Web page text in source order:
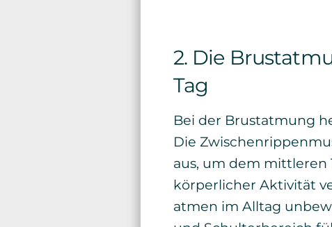
2. Die
Tag
Bei der Brustatmung
Die
aus, um dem mittleren
körperlicher Aktivität
atmen im Alltag